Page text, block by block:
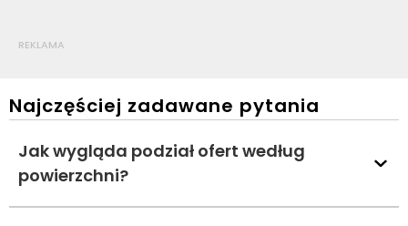
REKLAMA
Najczęściej zadawane pytania
Jak wygląda podział ofert według
powierzchni?